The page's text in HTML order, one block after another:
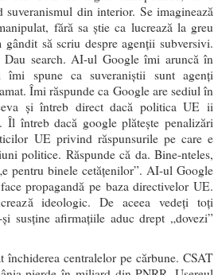
din interior. Se imaginează
fără sa știe ca lucrează la greu
să scriu despre agenții subversivi.
Dau search. AI-ul Google îmi aruncă în
spune ca suveraniștii sunt agenți
Îmi răspunde ca Google are sediul în
și întreb direct dacă politica UE ii
Îl întreb dacă google plătește penalizări
UE privind răspunsurile pe care e
politice. Răspunde că da. Bine-nteles,
pentru binele cetățenilor”. AI-ul Google
propagandă pe baza directivelor UE.
ideologic. De aceea vedeți toți
susține afirmațiile aduc drept „dovezi”
închiderea centralelor pe cărbune. CSAT